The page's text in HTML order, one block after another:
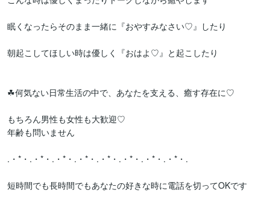
眠くなったらそのまま一緒に『おやすみなさい♡』したり
朝起こしてほしい時は優しく『おはよ♡』と起こしたり
☘何気ない日常生活の中で、あなたを支える、癒す存在に♡
もちろん男性も女性も大歓迎♡
年齢も問いません
.・*・.・*・.・*・.・*・.・*・.・*・.・*・.・*・.
短時間でも長時間でもあなたの好きな時に電話を切ってOKです